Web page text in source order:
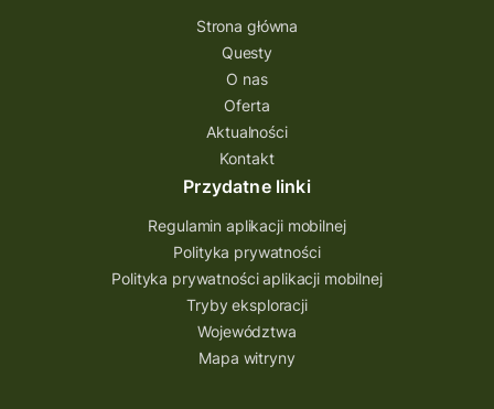
questing gry terenowe
Quest Świętokrzyskie
quest na szlaku Przygody
Quest Bolestraszyce
Quest Arboretum
Przecław Quest
projekt
Pogórze Dynowskie
Partnerstwo Questingu
Park Etnograficzny w Tokarni
Park Etnograficzny
natura
mazowieckie
Strona główna
Questy
O nas
Oferta
Aktualności
Kontakt
Przydatne linki
Regulamin aplikacji mobilnej
Polityka prywatności
Polityka prywatności aplikacji mobilnej
Tryby eksploracji
Województwa
Mapa witryny